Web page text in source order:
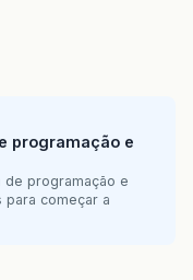
programação e
de programação e
para começar a